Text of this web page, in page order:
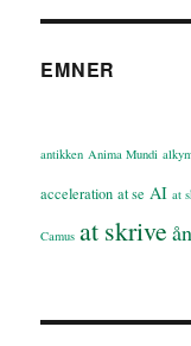
EMNER
antikken Anima Mundi
acceleration at se AI at
Camus at skrive